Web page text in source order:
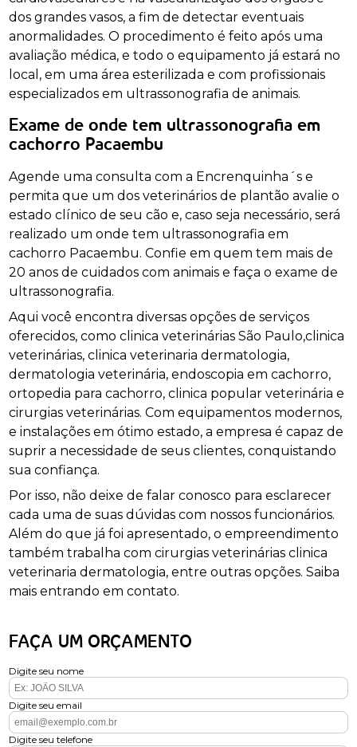
dos grandes vasos, a fim de detectar eventuais
anormalidades. O procedimento é feito após uma
avaliação médica, e todo o equipamento já estará no
local, em uma área esterilizada e com profissionais
especializados em ultrassonografia de animais.
Exame de onde tem ultrassonografia em
cachorro Pacaembu
Agende uma consulta com a Encrenquinha´s e
permita que um dos veterinários de plantão avalie o
estado clínico de seu cão e, caso seja necessário, será
realizado um onde tem ultrassonografia em
cachorro Pacaembu. Confie em quem tem mais de
20 anos de cuidados com animais e faça o exame de
ultrassonografia.
Aqui você encontra diversas opções de serviços
oferecidos, como clinica veterinárias São Paulo,clinica
veterinárias, clinica veterinaria dermatologia,
dermatologia veterinária, endoscopia em cachorro,
ortopedia para cachorro, clinica popular veterinária e
cirurgias veterinárias. Com equipamentos modernos,
e instalações em ótimo estado, a empresa é capaz de
suprir a necessidade de seus clientes, conquistando
sua confiança.
Por isso, não deixe de falar conosco para esclarecer
cada uma de suas dúvidas com nossos funcionários.
Além do que já foi apresentado, o empreendimento
também trabalha com cirurgias veterinárias clinica
veterinaria dermatologia, entre outras opções. Saiba
mais entrando em contato.
FAÇA UM ORÇAMENTO
Digite seu nome
Digite seu email
Digite seu telefone